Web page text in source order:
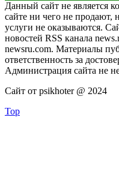
Данный сайт не является
сайте ни чего не продают,
услуги не оказываются.
новостей RSS канала
newsru.com. Материалы
ответственность за
Администрация сайта не
Сайт от psikhoter @ 2024
Top